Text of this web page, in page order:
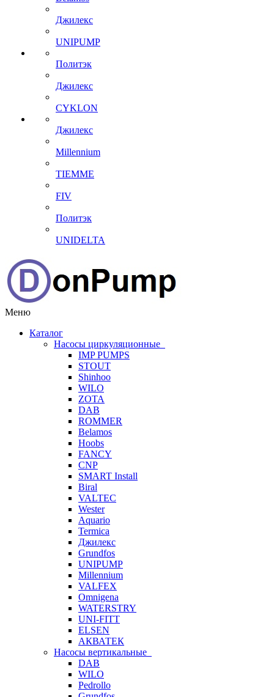
Джилекс
UNIPUMP
Политэк
Джилекс
CYKLON
Джилекс
Millennium
TIEMME
FIV
Политэк
UNIDELTA
Меню
Каталог
Насосы циркуляционные
IMP PUMPS
STOUT
Shinhoo
WILO
ZOTA
DAB
ROMMER
Belamos
Hoobs
FANCY
CNP
SMART Install
Biral
VALTEC
Wester
Aquario
Termica
Джилекс
Grundfos
UNIPUMP
Millennium
VALFEX
Omnigena
WATERSTRY
UNI-FITT
ELSEN
АКВАТЕК
Насосы вертикальные
DAB
WILO
Pedrollo